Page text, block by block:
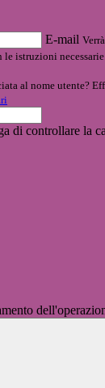
E-mail
istruzioni
al nome utente?
di controllare la